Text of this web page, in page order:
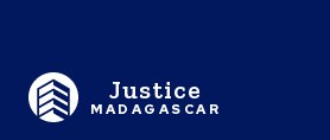
Justice
MADAGASCAR